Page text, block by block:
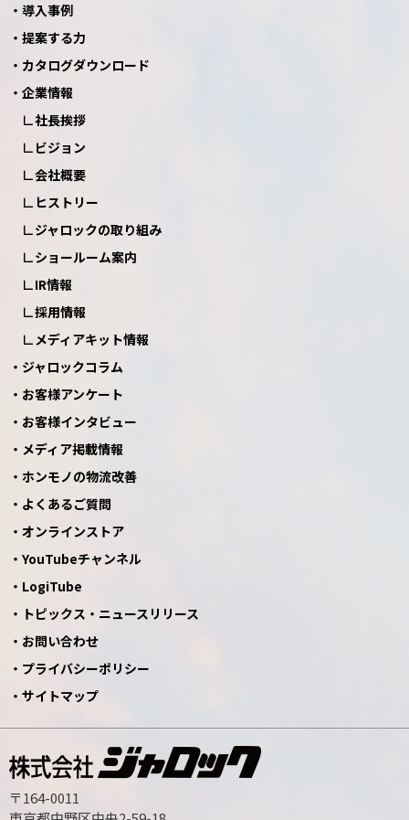
導入事例
提案する力
カタログダウンロード
企業情報
社長挨拶
ビジョン
会社概要
ヒストリー
ジャロックの取り組み
ショールーム案内
IR情報
採用情報
メディアキット情報
ジャロックコラム
お客様アンケート
お客様インタビュー
メディア掲載情報
ホンモノの物流改善
よくあるご質問
オンラインストア
YouTubeチャンネル
LogiTube
トピックス・ニュースリリース
お問い合わせ
プライバシーポリシー
サイトマップ
〒164-0011